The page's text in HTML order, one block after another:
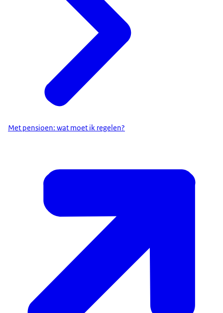
oudedagsreserve toevoegen
. Ook door (bank)sparen of
Met pensioen: wat moet ik regelen?